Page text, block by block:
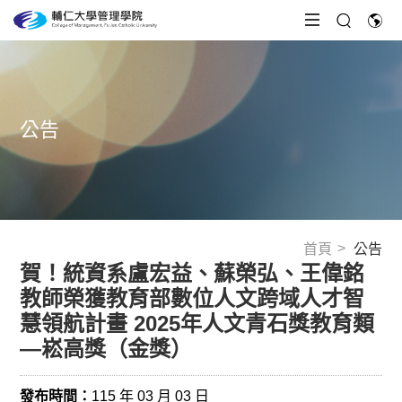
公告
首頁 公告
賀！統資系盧宏益、蘇榮弘、王偉銘
教師榮獲教育部數位人文跨域人才智
慧領航計畫 2025年人文青石獎教育類
—崧高獎（金獎）
發布時間： 115 年 03 月 03 日